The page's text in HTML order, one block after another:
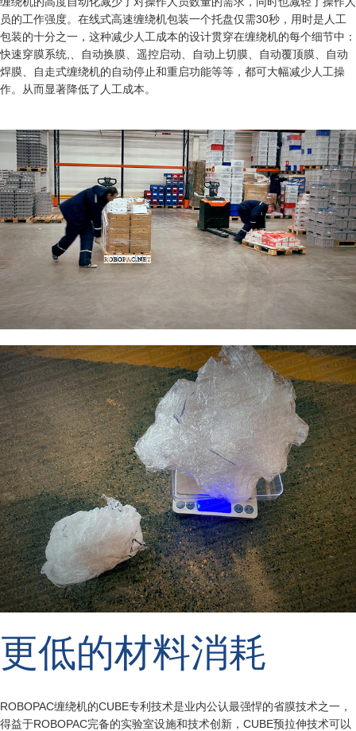
员的工作强度。在线式高速缠绕机包装一个托盘仅需30秒，用时是人工
包装的十分之一，这种减少人工成本的设计贯穿在缠绕机的每个细节中：
快速穿膜系统,、自动换膜、遥控启动、自动上切膜、自动覆顶膜、自动
焊膜、自走式缠绕机的自动停止和重启功能等等，都可大幅减少人工操
作。从而显著降低了人工成本。
更低的材料消耗
ROBOPAC缠绕机的CUBE专利技术是业内公认最强悍的省膜技术之一，
得益于ROBOPAC完备的实验室设施和技术创新，CUBE预拉伸技术可以